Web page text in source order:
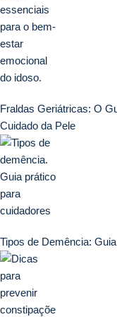
Fraldas Geriátricas: O
Cuidado da Pele
Tipos de Demência: